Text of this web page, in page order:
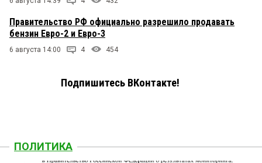
Правительство РФ официально разрешило продавать
бензин Евро-2 и Евро-3
6 августа 14:00 4 454
Подпишитесь ВКонтакте!
ПОЛИТИКА